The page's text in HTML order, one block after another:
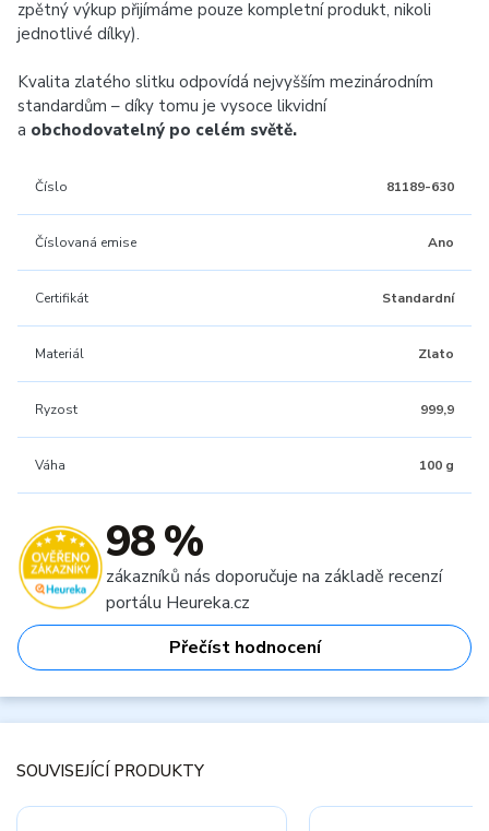
zpětný výkup přijímáme pouze kompletní produkt, nikoli
jednotlivé dílky).
Kvalita zlatého slitku odpovídá nejvyšším mezinárodním
standardům – díky tomu je vysoce likvidní
a obchodovatelný po celém světě.
Číslo 81189-630
Číslovaná emise Ano
Certifikát Standardní
Materiál Zlato
Ryzost 999,9
Váha 100 g
98 %
zákazníků nás doporučuje na základě recenzí
portálu Heureka.cz
Přečíst hodnocení
SOUVISEJÍCÍ PRODUKTY